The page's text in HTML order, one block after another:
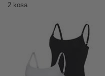
2 kosa